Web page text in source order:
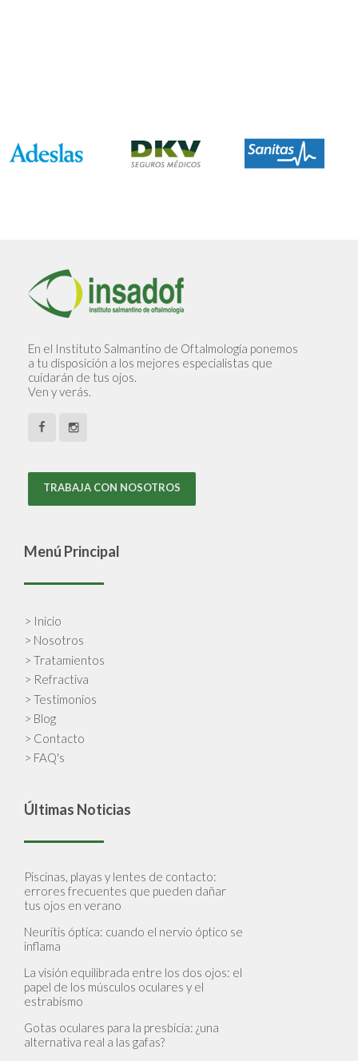
En el Instituto Salmantino de Oftalmología ponemos
a tu disposición a los mejores especialistas que
cuidarán de tus ojos.
Ven y verás.
TRABAJA CON NOSOTROS
Menú Principal
> Inicio
> Nosotros
> Tratamientos
> Refractiva
> Testimonios
> Blog
> Contacto
> FAQ's
Últimas Noticias
Piscinas, playas y lentes de contacto:
errores frecuentes que pueden dañar
tus ojos en verano
Neuritis óptica: cuando el nervio óptico se
inflama
La visión equilibrada entre los dos ojos: el
papel de los músculos oculares y el
estrabismo
Gotas oculares para la presbicia: ¿una
alternativa real a las gafas?